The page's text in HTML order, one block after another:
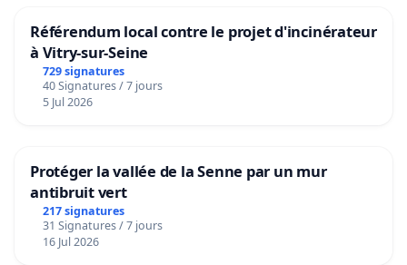
Référendum local contre le projet d'incinérateur
à Vitry-sur-Seine
729 signatures
40 Signatures / 7 jours
5 Jul 2026
Protéger la vallée de la Senne par un mur
antibruit vert
217 signatures
31 Signatures / 7 jours
16 Jul 2026